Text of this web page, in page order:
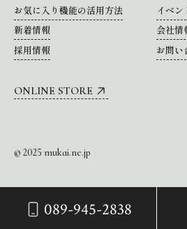
089-945-2838
お気に入り機能の活用方法
イベン
新着情報
会社情
採用情報
お問い
ONLINE STORE
© 2025 mukai.ne.jp